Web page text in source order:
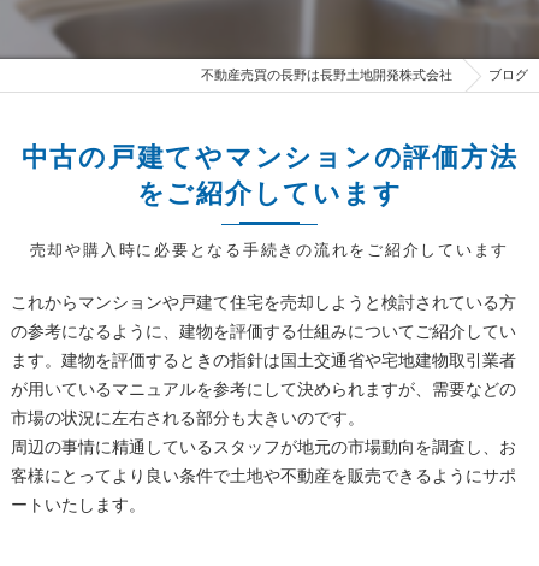
不動産売買の長野は長野土地開発株式会社 ブログ
中古の戸建てやマンションの評価方法
をご紹介しています
売却や購入時に必要となる手続きの流れをご紹介しています
これからマンションや戸建て住宅を売却しようと検討されている方
の参考になるように、建物を評価する仕組みについてご紹介してい
ます。建物を評価するときの指針は国土交通省や宅地建物取引業者
が用いているマニュアルを参考にして決められますが、需要などの
市場の状況に左右される部分も大きいのです。
周辺の事情に精通しているスタッフが地元の市場動向を調査し、お
客様にとってより良い条件で土地や不動産を販売できるようにサポ
ートいたします。